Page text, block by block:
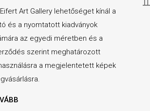
Art Gallery lehetőséget kínál a
és a nyomtatott kiadványok
az egyedi méretben és a
szerint meghatározott
a megjelentetett képek